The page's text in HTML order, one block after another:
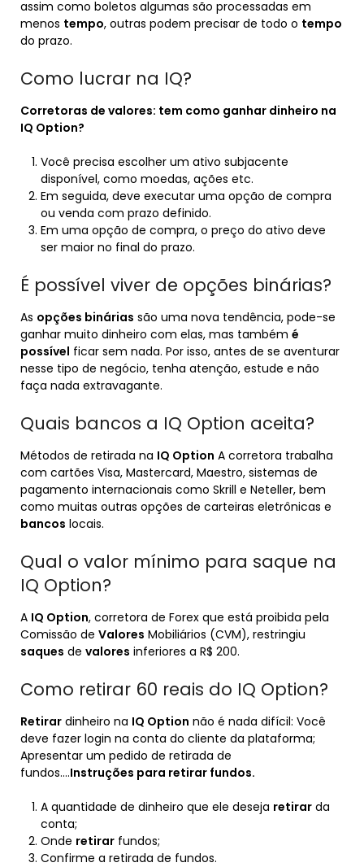
assim como boletos algumas são processadas em
menos tempo, outras podem precisar de todo o tempo
do prazo.
Como lucrar na IQ?
Corretoras de valores: tem como ganhar dinheiro na
IQ Option?
Você precisa escolher um ativo subjacente
disponível, como moedas, ações etc.
Em seguida, deve executar uma opção de compra
ou venda com prazo definido.
Em uma opção de compra, o preço do ativo deve
ser maior no final do prazo.
É possível viver de opções binárias?
As opções binárias são uma nova tendência, pode-se
ganhar muito dinheiro com elas, mas também é
possível ficar sem nada. Por isso, antes de se aventurar
nesse tipo de negócio, tenha atenção, estude e não
faça nada extravagante.
Quais bancos a IQ Option aceita?
Métodos de retirada na IQ Option A corretora trabalha
com cartões Visa, Mastercard, Maestro, sistemas de
pagamento internacionais como Skrill e Neteller, bem
como muitas outras opções de carteiras eletrônicas e
bancos locais.
Qual o valor mínimo para saque na
IQ Option?
A IQ Option, corretora de Forex que está proibida pela
Comissão de Valores Mobiliários (CVM), restringiu
saques de valores inferiores a R$ 200.
Como retirar 60 reais do IQ Option?
Retirar dinheiro na IQ Option não é nada difícil: Você
deve fazer login na conta do cliente da plataforma;
Apresentar um pedido de retirada de
fundos….Instruções para retirar fundos.
A quantidade de dinheiro que ele deseja retirar da
conta;
Onde retirar fundos;
Confirme a retirada de fundos.